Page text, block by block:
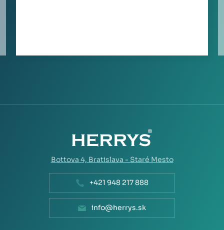
Bottova 4, Bratislava - Staré Mesto
+421 948 217 888
info@herrys.sk